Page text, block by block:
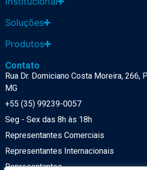
Soluções
Produtos
Contato
Rua Dr. Domiciano Costa Moreira, 266,
MG
+55 (35) 99239-0057
Seg - Sex das 8h às 18h
Representantes Comerciais
Representantes Internacionais
Representantes